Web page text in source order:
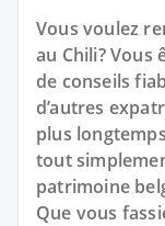
Vous voulez
au Chili? Vous
de conseils
d’autres
plus
tout
patrimoine
Que vous